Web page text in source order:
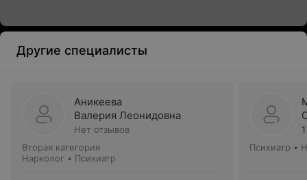
Другие специалисты
Аникеева
Валерия Леонидовна
Нет отзывов
Вторая категория
Нарколог • Психиатр
Психиатр •